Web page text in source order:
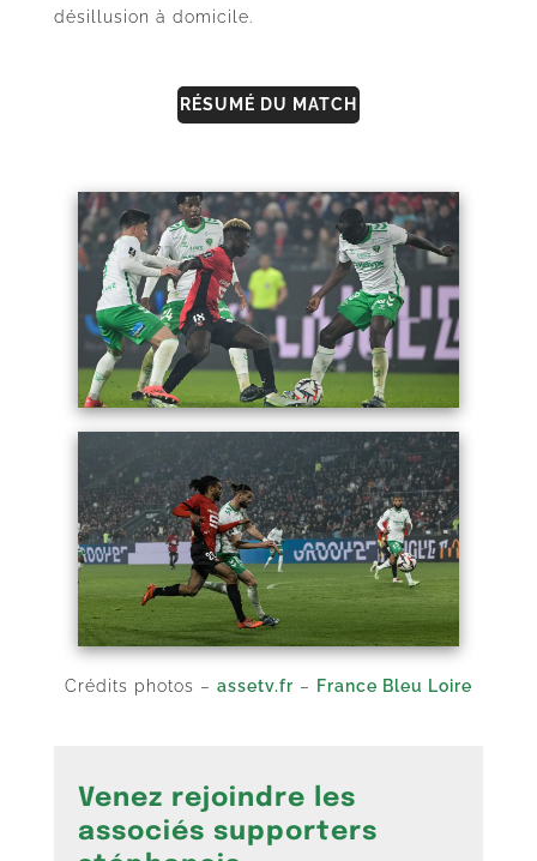
désillusion à domicile.
RÉSUMÉ DU MATCH
Crédits photos – assetv.fr – France Bleu Loire
Venez rejoindre les
associés supporters